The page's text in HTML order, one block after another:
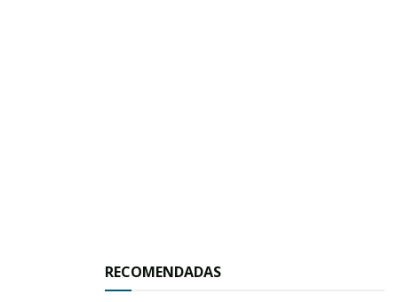
la vista, y por tener mal elaborado el contrato
RECOMENDADAS